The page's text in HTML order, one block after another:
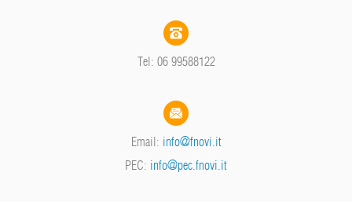
Tel: 06 99588122
Email: info@fnovi.it
PEC: info@pec.fnovi.it